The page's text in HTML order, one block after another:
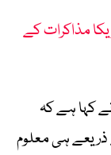
مذاکرات کے
نے کہا ہے کہ
ذریعے ہی معلوم